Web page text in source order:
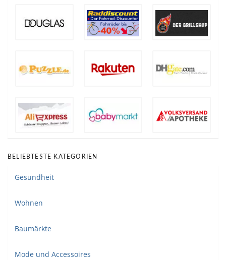
BELIEBTESTE KATEGORIEN
Gesundheit
Wohnen
Baumärkte
Mode und Accessoires